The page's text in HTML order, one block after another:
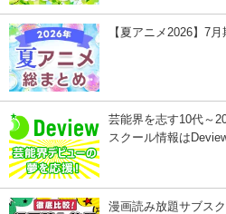
【夏アニメ2026】7
芸能界を志す10代～
スクール情報は
漫画読み放題サブス